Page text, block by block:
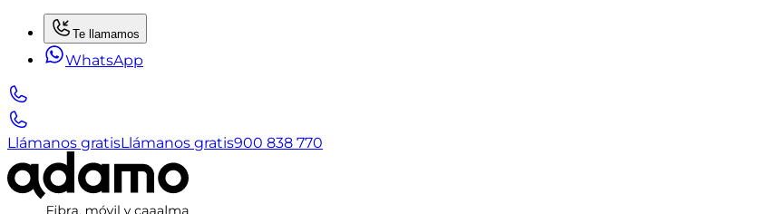
Te llamamos
WhatsApp
Llámanos gratisLlámanos gratis900 838 770